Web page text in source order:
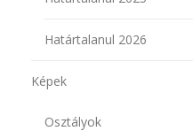
Határtalanul 2026
Képek
Osztályok